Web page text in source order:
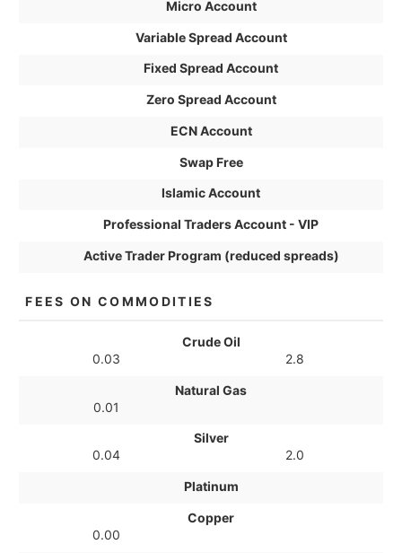
Micro Account
Variable Spread Account
Fixed Spread Account
Zero Spread Account
ECN Account
Swap Free
Islamic Account
Professional Traders Account - VIP
Active Trader Program (reduced spreads)
FEES ON COMMODITIES
Crude Oil
0.03
2.8
Natural Gas
0.01
Silver
0.04
2.0
Platinum
Copper
0.00